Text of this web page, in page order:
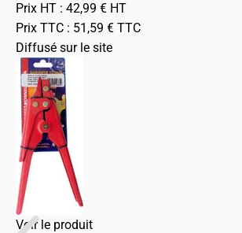
Prix HT : 42,99 € HT
Prix TTC : 51,59 € TTC
Diffusé sur le site
Voir le produit